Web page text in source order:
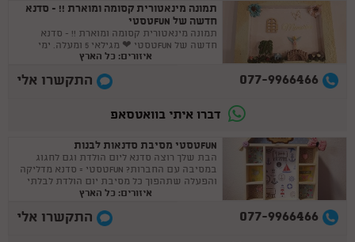
תמונה מינאטורית קסומה ומוארת !! - סדנא
חדשה של FUNטסטי
תמונה מינאטורית קסומה ומוארת !! - סדנא
חדשה של FUNטסטי ❤ מגילאי 5 ומעלה. ימי
הולדת , קייטנות , בית מארח
איזורים: כל הארץ
077-9966466 התקשרו אלי
דברו איתי בוואטסאפ
FUNטסטי מסיבת סדנאות לבנות
הבת שלך רוצה סדנא ליום הולדת וגם לחגוג
במסיבה עם החברות? FUNטסטי = סדנא מדליקה
והפעלה שתהפוך כל מסיבת יום הולדת לבלתי
איזורים: כל הארץ
077-9966466 התקשרו אלי